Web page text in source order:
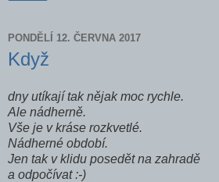
PONDĚLÍ 12. ČERVNA 2017
Když
dny utíkají tak nějak moc rychle.
Ale nádherně.
Vše je v kráse rozkvetlé.
Nádherné období.
Jen tak v klidu posedět na zahradě
a odpočívat :-)